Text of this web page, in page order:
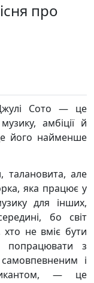
про
Сото — це
амбіції й
його найменше
але
яка працює у
для інших,
бо світ
хто не вміє бути
попрацювати з
і
— це